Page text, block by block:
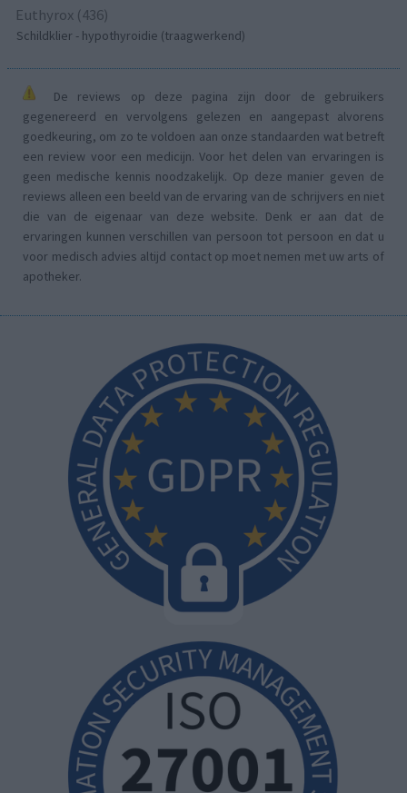
Euthyrox (436)
Schildklier - hypothyroidie (traagwerkend)
De reviews op deze pagina zijn door de gebruikers
gegenereerd en vervolgens gelezen en aangepast alvorens
goedkeuring, om zo te voldoen aan onze standaarden wat betreft
een review voor een medicijn. Voor het delen van ervaringen is
geen medische kennis noodzakelijk. Op deze manier geven de
reviews alleen een beeld van de ervaring van de schrijvers en niet
die van de eigenaar van deze website. Denk er aan dat de
ervaringen kunnen verschillen van persoon tot persoon en dat u
voor medisch advies altijd contact op moet nemen met uw arts of
apotheker.